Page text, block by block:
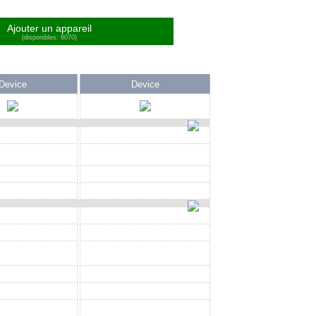
Ajouter un appareil
(disponibles: 6070)
Device Device